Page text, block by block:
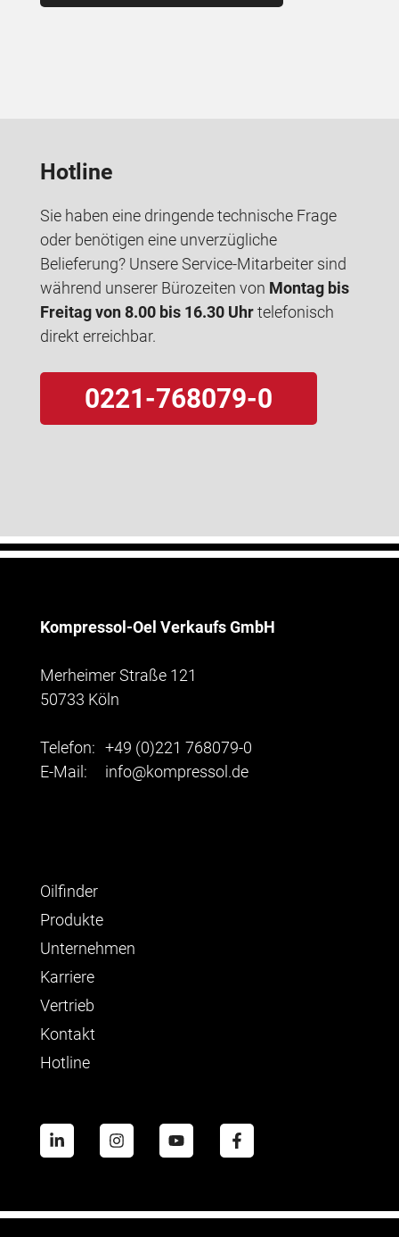
Hotline
Sie haben eine dringende technische Frage
oder benötigen eine unverzügliche
Belieferung? Unsere Service-Mitarbeiter sind
während unserer Bürozeiten von Montag bis
Freitag von 8.00 bis 16.30 Uhrtelefonisch
direkt erreichbar.
0221-768079-0
Kompressol-Oel Verkaufs GmbH
Merheimer Straße 121
50733 Köln
Telefon: +49 (0)221 768079-0
E-Mail:
info@kompressol.de
Oilfinder
Produkte
Unternehmen
Karriere
Vertrieb
Kontakt
Hotline